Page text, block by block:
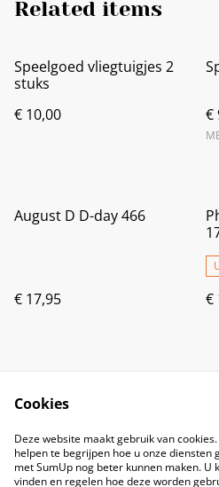
Related items
Speelgoed vliegtuigjes 2
stuks
€ 10,00
€
August D D-day 466
€ 17,95 €
Cookies
Deze website maakt gebruik van
helpen te begrijpen hoe u onze diensten
met SumUp nog beter kunnen maken. U
vinden en regelen hoe deze worden